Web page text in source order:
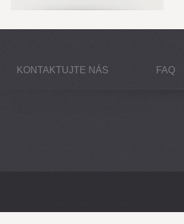
KONTAKTUJTE NÁS FAQ